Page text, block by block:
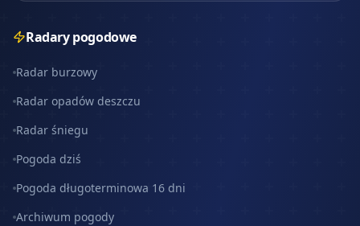
Radary pogodowe
Radar burzowy
Radar opadów deszczu
Radar śniegu
Pogoda dziś
Pogoda długoterminowa 16 dni
Archiwum pogody